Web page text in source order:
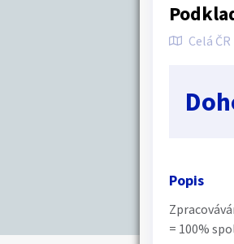
Celá ČR
Popis
= 100%